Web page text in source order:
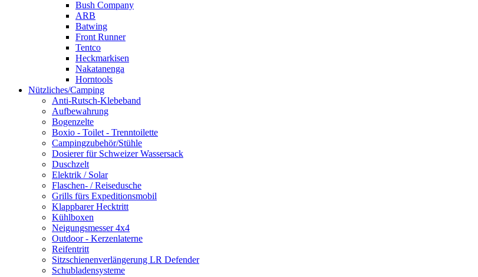
Bush Company
ARB
Batwing
Front Runner
Tentco
Heckmarkisen
Nakatanenga
Horntools
Nützliches/Camping
Anti-Rutsch-Klebeband
Aufbewahrung
Bogenzelte
Boxio - Toilet - Trenntoilette
Campingzubehör/Stühle
Dosierer für Schweizer Wassersack
Duschzelt
Elektrik / Solar
Flaschen- / Reisedusche
Grills fürs Expeditionsmobil
Klappbarer Hecktritt
Kühlboxen
Neigungsmesser 4x4
Outdoor - Kerzenlaterne
Reifentritt
Sitzschienenverlängerung LR Defender
Schubladensysteme